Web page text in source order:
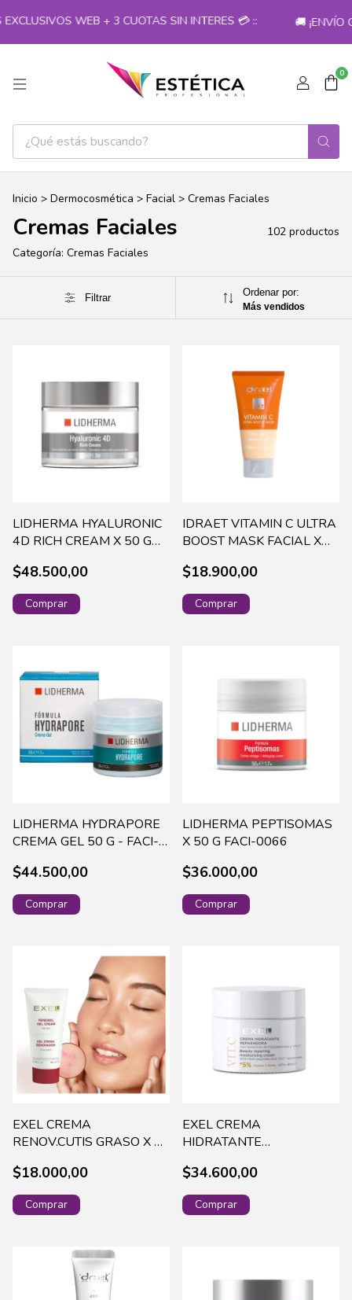
WEB + 3 CUOTAS SIN INTERES 💳 :: 🚚 ¡ENVÍO GRATIS
0
Inicio > Dermocosmética > Facial > Cremas Faciales
Cremas Faciales
102 productos
Categoría: Cremas Faciales
Filtrar Ordenar por:
Más vendidos
LIDHERMA HYALURONIC
4D RICH CREAM X 50 G
$48.500,00
IDRAET VITAMIN C ULTRA
BOOST MASK FACIAL X
$18.900,00
LIDHERMA HYDRAPORE
CREMA GEL 50 G - FACI-
$44.500,00
LIDHERMA PEPTISOMAS
X 50 G FACI-0066
$36.000,00
EXEL CREMA
RENOV.CUTIS GRASO X 50
$18.000,00
EXEL CREMA
HIDRATANTE
C X 48ML (209)
$34.600,00